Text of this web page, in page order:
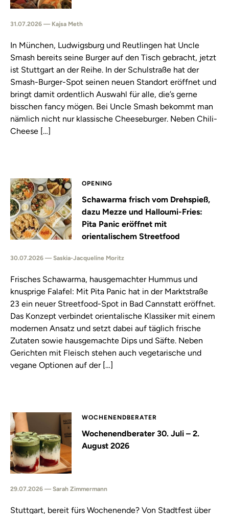
31.07.2026 — Kajsa Meth
In München, Ludwigsburg und Reutlingen hat Uncle
Smash bereits seine Burger auf den Tisch gebracht, jetzt
ist Stuttgart an der Reihe. In der Schulstraße hat der
Smash-Burger-Spot seinen neuen Standort eröffnet und
bringt damit ordentlich Auswahl für alle, die’s gerne
bisschen fancy mögen. Bei Uncle Smash bekommt man
nämlich nicht nur klassische Cheeseburger. Neben Chili-
Cheese […]
OPENING
Schawarma frisch vom Drehspieß,
dazu Mezze und Halloumi-Fries:
Pita Panic eröffnet mit
orientalischem Streetfood
30.07.2026 — Saskia-Jacqueline Moritz
Frisches Schawarma, hausgemachter Hummus und
knusprige Falafel: Mit Pita Panic hat in der Marktstraße
23 ein neuer Streetfood-Spot in Bad Cannstatt eröffnet.
Das Konzept verbindet orientalische Klassiker mit einem
modernen Ansatz und setzt dabei auf täglich frische
Zutaten sowie hausgemachte Dips und Säfte. Neben
Gerichten mit Fleisch stehen auch vegetarische und
vegane Optionen auf der […]
WOCHENENDBERATER
Wochenendberater 30. Juli – 2.
August 2026
29.07.2026 — Sarah Zimmermann
Stuttgart, bereit fürs Wochenende? Von Stadtfest über